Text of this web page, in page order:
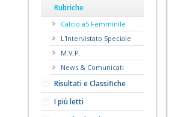
Rubriche
Calcio a5 Femminile
L'Intervistato Speciale
M.V.P.
News & Comunicati
Risultati e Classifiche
I più letti